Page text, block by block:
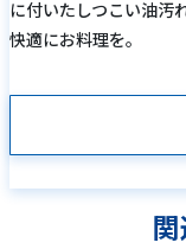
に付いたしつこい油汚
快適にお料理を。